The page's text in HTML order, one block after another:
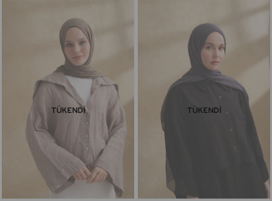
TÜKENDI TÜKENDI